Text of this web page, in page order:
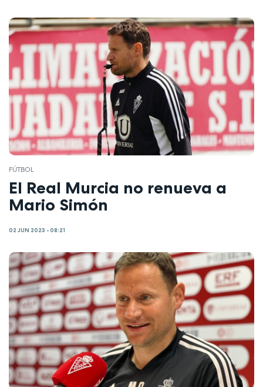
FÚTBOL
El Real Murcia no renueva a
Mario Simón
02 JUN 2023 - 08:21